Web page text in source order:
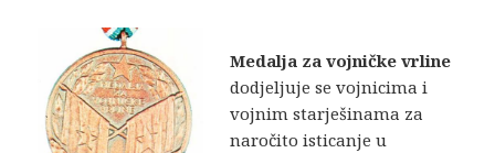
Medalja za vojničke vrline
dodjeljuje se vojnicima i
vojnim starješinama za
naro­čito isticanje u